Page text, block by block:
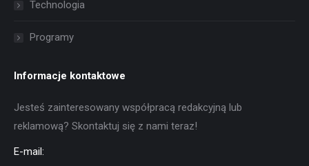
Technologia
Programy
Informacje kontaktowe
Jesteś zainteresowany współpracą redakcyjną lub
reklamową? Skontaktuj się z nami teraz!
E-mail: